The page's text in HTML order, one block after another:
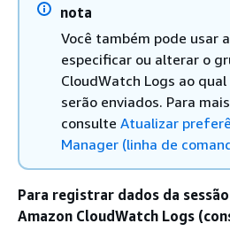
nota
Você também pode usar a
especificar ou alterar o
CloudWatch Logs ao
serão enviados. Para
consulte Atualizar
Manager (linha de
Para registrar dados da
Amazon CloudWatch Logs